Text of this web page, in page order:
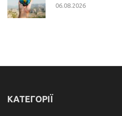
06.08.2026
КАТЕГОРІЇ